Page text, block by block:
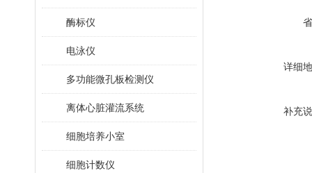
酶标仪
电泳仪
多功能微孔板检测仪
离体心脏灌流系统
细胞培养小室
细胞计数仪
详细
补充